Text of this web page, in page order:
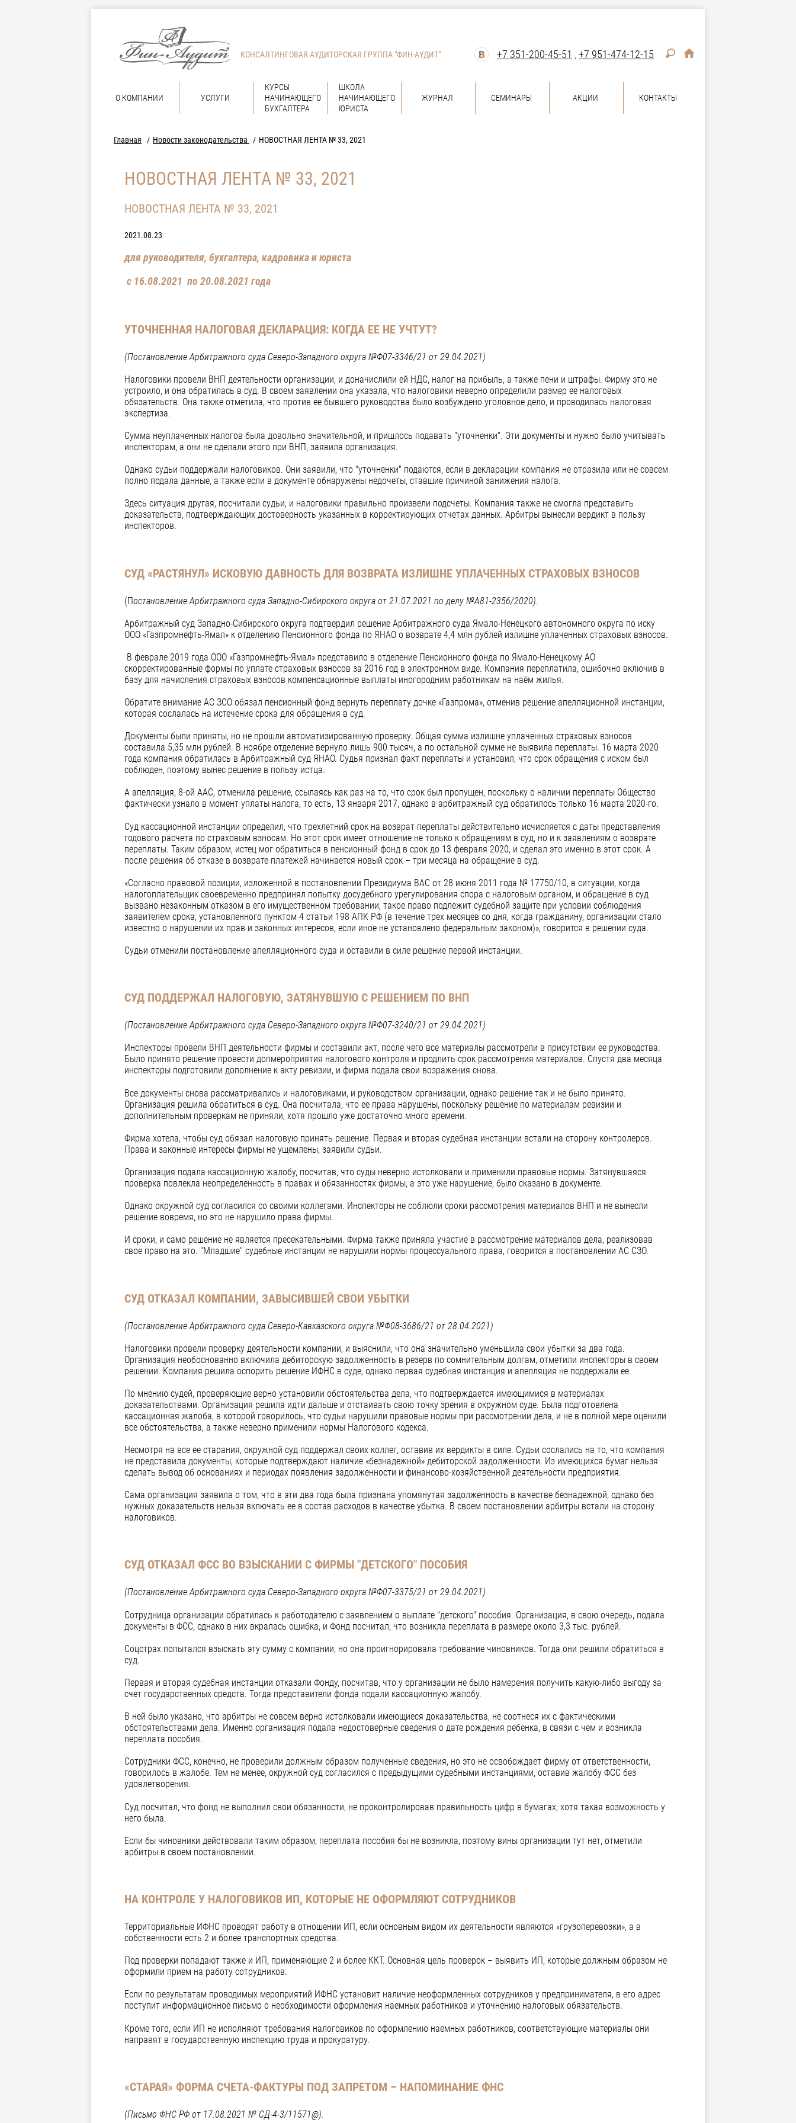
КОНСАЛТИНГОВАЯ АУДИТОРСКАЯ ГРУППА "ФИН-АУДИТ" +7 351-200-45-51 ,+7 951-474-12-15
О КОМПАНИИ УСЛУГИ
КУРСЫ
НАЧИНАЮЩЕГО
БУХГАЛТЕРА
ШКОЛА
НАЧИНАЮЩЕГО
ЮРИСТА
ЖУРНАЛ СЕМИНАРЫ АКЦИИ КОНТАКТЫ
Главная Новости законодательства НОВОСТНАЯ ЛЕНТА № 33, 2021
НОВОСТНАЯ ЛЕНТА № 33, 2021
НОВОСТНАЯ ЛЕНТА № 33, 2021
2021.08.23
для руководителя, бухгалтера, кадровика и юриста
с 16.08.2021 по 20.08.2021 года
УТОЧНЕННАЯ НАЛОГОВАЯ ДЕКЛАРАЦИЯ: КОГДА ЕЕ НЕ УЧТУТ?
(Постановление Арбитражного суда Северо-Западного округа №Ф07-3346/21 от 29.04.2021)
Налоговики провели ВНП деятельности организации, и доначислили ей НДС, налог на прибыль, а также пени и штрафы. Фирму это не
устроило, и она обратилась в суд. В своем заявлении она указала, что налоговики неверно определили размер ее налоговых
обязательств. Она также отметила, что против ее бывшего руководства было возбуждено уголовное дело, и проводилась налоговая
экспертиза.
Сумма неуплаченных налогов была довольно значительной, и пришлось подавать "уточненки". Эти документы и нужно было учитывать
инспекторам, а они не сделали этого при ВНП, заявила организация.
Однако судьи поддержали налоговиков. Они заявили, что "уточненки" подаются, если в декларации компания не отразила или не совсем
полно подала данные, а также если в документе обнаружены недочеты, ставшие причиной занижения налога.
Здесь ситуация другая, посчитали судьи, и налоговики правильно произвели подсчеты. Компания также не смогла представить
доказательств, подтверждающих достоверность указанных в корректирующих отчетах данных. Арбитры вынесли вердикт в пользу
инспекторов.
СУД «РАСТЯНУЛ» ИСКОВУЮ ДАВНОСТЬ ДЛЯ ВОЗВРАТА ИЗЛИШНЕ УПЛАЧЕННЫХ СТРАХОВЫХ ВЗНОСОВ
(Постановление Арбитражного суда Западно-Сибирского округа от 21.07.2021 по делу №А81-2356/2020).
Арбитражный суд Западно-Сибирского округа подтвердил решение Арбитражного суда Ямало-Ненецкого автономного округа по иску
ООО «Газпромнефть-Ямал» к отделению Пенсионного фонда по ЯНАО о возврате 4,4 млн рублей излишне уплаченных страховых взносов.
В феврале 2019 года ООО «Газпромнефть-Ямал» представило в отделение Пенсионного фонда по Ямало-Ненецкому АО
скорректированные формы по уплате страховых взносов за 2016 год в электронном виде. Компания переплатила, ошибочно включив в
базу для начисления страховых взносов компенсационные выплаты иногородним работникам на наём жилья.
Обратите внимание АС ЗСО обязал пенсионный фонд вернуть переплату дочке «Газпрома», отменив решение апелляционной инстанции,
которая сослалась на истечение срока для обращения в суд.
Документы были приняты, но не прошли автоматизированную проверку. Общая сумма излишне уплаченных страховых взносов
составила 5,35 млн рублей. В ноябре отделение вернуло лишь 900 тысяч, а по остальной сумме не выявила переплаты. 16 марта 2020
года компания обратилась в Арбитражный суд ЯНАО. Судья признал факт переплаты и установил, что срок обращения с иском был
соблюден, поэтому вынес решение в пользу истца.
А апелляция, 8-ой ААС, отменила решение, ссылаясь как раз на то, что срок был пропущен, поскольку о наличии переплаты Общество
фактически узнало в момент уплаты налога, то есть, 13 января 2017, однако в арбитражный суд обратилось только 16 марта 2020-го.
Суд кассационной инстанции определил, что трехлетний срок на возврат переплаты действительно исчисляется с даты представления
годового расчета по страховым взносам. Но этот срок имеет отношение не только к обращениям в суд, но и к заявлениям о возврате
переплаты. Таким образом, истец мог обратиться в пенсионный фонд в срок до 13 февраля 2020, и сделал это именно в этот срок. А
после решения об отказе в возврате платежей начинается новый срок – три месяца на обращение в суд.
«Согласно правовой позиции, изложенной в постановлении Президиума ВАС от 28 июня 2011 года № 17750/10, в ситуации, когда
налогоплательщик своевременно предпринял попытку досудебного урегулирования спора с налоговым органом, и обращение в суд
вызвано незаконным отказом в его имущественном требовании, такое право подлежит судебной защите при условии соблюдения
заявителем срока, установленного пунктом 4 статьи 198 АПК РФ (в течение трех месяцев со дня, когда гражданину, организации стало
известно о нарушении их прав и законных интересов, если иное не установлено федеральным законом)», говорится в решении суда.
Судьи отменили постановление апелляционного суда и оставили в силе решение первой инстанции.
СУД ПОДДЕРЖАЛ НАЛОГОВУЮ, ЗАТЯНУВШУЮ С РЕШЕНИЕМ ПО ВНП
(Постановление Арбитражного суда Северо-Западного округа №Ф07-3240/21 от 29.04.2021)
Инспекторы провели ВНП деятельности фирмы и составили акт, после чего все материалы рассмотрели в присутствии ее руководства.
Было принято решение провести допмероприятия налогового контроля и продлить срок рассмотрения материалов. Спустя два месяца
инспекторы подготовили дополнение к акту ревизии, и фирма подала свои возражения снова.
Все документы снова рассматривались и налоговиками, и руководством организации, однако решение так и не было принято.
Организация решила обратиться в суд. Она посчитала, что ее права нарушены, поскольку решение по материалам ревизии и
дополнительным проверкам не приняли, хотя прошло уже достаточно много времени.
Фирма хотела, чтобы суд обязал налоговую принять решение. Первая и вторая судебная инстанции встали на сторону контролеров.
Права и законные интересы фирмы не ущемлены, заявили судьи.
Организация подала кассационную жалобу, посчитав, что суды неверно истолковали и применили правовые нормы. Затянувшаяся
проверка повлекла неопределенность в правах и обязанностях фирмы, а это уже нарушение, было сказано в документе.
Однако окружной суд согласился со своими коллегами. Инспекторы не соблюли сроки рассмотрения материалов ВНП и не вынесли
решение вовремя, но это не нарушило права фирмы.
И сроки, и само решение не является пресекательными. Фирма также приняла участие в рассмотрение материалов дела, реализовав
свое право на это. "Младшие" судебные инстанции не нарушили нормы процессуального права, говорится в постановлении АС СЗО.
СУД ОТКАЗАЛ КОМПАНИИ, ЗАВЫСИВШЕЙ СВОИ УБЫТКИ
(Постановление Арбитражного суда Северо-Кавказского округа №Ф08-3686/21 от 28.04.2021)
Налоговики провели проверку деятельности компании, и выяснили, что она значительно уменьшила свои убытки за два года.
Организация необоснованно включила дебиторскую задолженность в резерв по сомнительным долгам, отметили инспекторы в своем
решении. Компания решила оспорить решение ИФНС в суде, однако первая судебная инстанция и апелляция не поддержали ее.
По мнению судей, проверяющие верно установили обстоятельства дела, что подтверждается имеющимися в материалах
доказательствами. Организация решила идти дальше и отстаивать свою точку зрения в окружном суде. Была подготовлена
кассационная жалоба, в которой говорилось, что судьи нарушили правовые нормы при рассмотрении дела, и не в полной мере оценили
все обстоятельства, а также неверно применили нормы Налогового кодекса.
Несмотря на все ее старания, окружной суд поддержал своих коллег, оставив их вердикты в силе. Судьи сослались на то, что компания
не представила документы, которые подтверждают наличие «безнадежной» дебиторской задолженности. Из имеющихся бумаг нельзя
сделать вывод об основаниях и периодах появления задолженности и финансово-хозяйственной деятельности предприятия.
Сама организация заявила о том, что в эти два года была признана упомянутая задолженность в качестве безнадежной, однако без
нужных доказательств нельзя включать ее в состав расходов в качестве убытка. В своем постановлении арбитры встали на сторону
налоговиков.
СУД ОТКАЗАЛ ФСС ВО ВЗЫСКАНИИ С ФИРМЫ "ДЕТСКОГО" ПОСОБИЯ
(Постановление Арбитражного суда Северо-Западного округа №Ф07-3375/21 от 29.04.2021)
Сотрудница организации обратилась к работодателю с заявлением о выплате "детского" пособия. Организация, в свою очередь, подала
документы в ФСС, однако в них вкралась ошибка, и Фонд посчитал, что возникла переплата в размере около 3,3 тыс. рублей.
Соцстрах попытался взыскать эту сумму с компании, но она проигнорировала требование чиновников. Тогда они решили обратиться в
суд.
Первая и вторая судебная инстанции отказали Фонду, посчитав, что у организации не было намерения получить какую-либо выгоду за
счет государственных средств. Тогда представители фонда подали кассационную жалобу.
В ней было указано, что арбитры не совсем верно истолковали имеющиеся доказательства, не соотнеся их с фактическими
обстоятельствами дела. Именно организация подала недостоверные сведения о дате рождения ребенка, в связи с чем и возникла
переплата пособия.
Сотрудники ФСС, конечно, не проверили должным образом полученные сведения, но это не освобождает фирму от ответственности,
говорилось в жалобе. Тем не менее, окружной суд согласился с предыдущими судебными инстанциями, оставив жалобу ФСС без
удовлетворения.
Суд посчитал, что фонд не выполнил свои обязанности, не проконтролировав правильность цифр в бумагах, хотя такая возможность у
него была.
Если бы чиновники действовали таким образом, переплата пособия бы не возникла, поэтому вины организации тут нет, отметили
арбитры в своем постановлении.
НА КОНТРОЛЕ У НАЛОГОВИКОВ ИП, КОТОРЫЕ НЕ ОФОРМЛЯЮТ СОТРУДНИКОВ
Территориальные ИФНС проводят работу в отношении ИП, если основным видом их деятельности являются «грузоперевозки», а в
собственности есть 2 и более транспортных средства.
Под проверки попадают также и ИП, применяющие 2 и более ККТ. Основная цель проверок – выявить ИП, которые должным образом не
оформили прием на работу сотрудников.
Если по результатам проводимых мероприятий ИФНС установит наличие неоформленных сотрудников у предпринимателя, в его адрес
поступит информационное письмо о необходимости оформления наемных работников и уточнению налоговых обязательств.
Кроме того, если ИП не исполняют требования налоговиков по оформлению наемных работников, соответствующие материалы они
направят в государственную инспекцию труда и прокуратуру.
«СТАРАЯ» ФОРМА СЧЕТА-ФАКТУРЫ ПОД ЗАПРЕТОМ – НАПОМИНАНИЕ ФНС
(Письмо ФНС РФ от 17.08.2021 № СД-4-3/11571@).